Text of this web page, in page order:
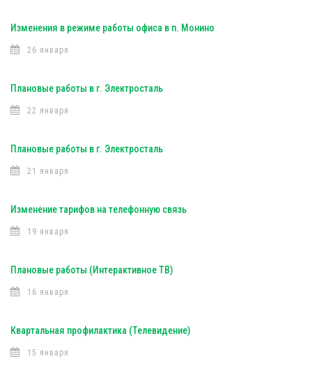
Изменения в режиме работы офиса в п. Монино
26 января
Плановые работы в г. Электросталь
22 января
Плановые работы в г. Электросталь
21 января
Изменение тарифов на телефонную связь
19 января
Плановые работы (Интерактивное ТВ)
16 января
Квартальная профилактика (Телевидение)
15 января